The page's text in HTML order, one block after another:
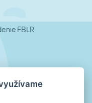
FBLR